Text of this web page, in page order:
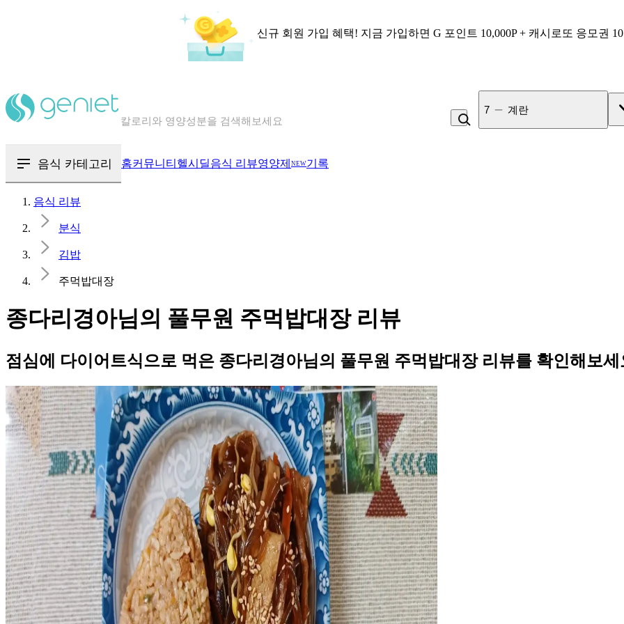
신규 회원 가입 혜택! 지금 가입하면 G 포인트 10,000P + 캐시로또 응모권
혈당 · 다이어트 음식 검색해보세요
7 계란
음식 카테고리 홈커뮤니티 헬시딜음식 리뷰영양제 NEW기록
음식 리뷰
분식
김밥
주먹밥대장
종다리경아님의 풀무원 주먹밥대장 리뷰
점심에 다이어트식으로 먹은 종다리경아님의 풀무원 주먹밥대장 리뷰를 확인해보세